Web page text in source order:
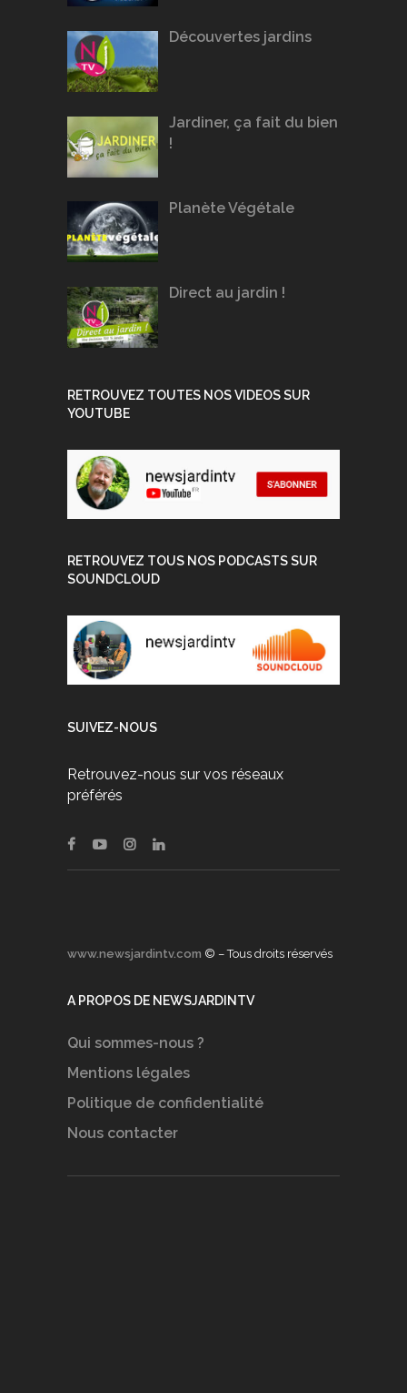
Découvertes jardins
Jardiner, ça fait du bien
!
Planète Végétale
Direct au jardin !
RETROUVEZ TOUTES NOS VIDEOS SUR
YOUTUBE
RETROUVEZ TOUS NOS PODCASTS SUR
SOUNDCLOUD
SUIVEZ-NOUS
Retrouvez-nous sur vos réseaux
préférés
www.newsjardintv.com © – Tous droits réservés
A PROPOS DE NEWSJARDINTV
Qui sommes-nous ?
Mentions légales
Politique de confidentialité
Nous contacter